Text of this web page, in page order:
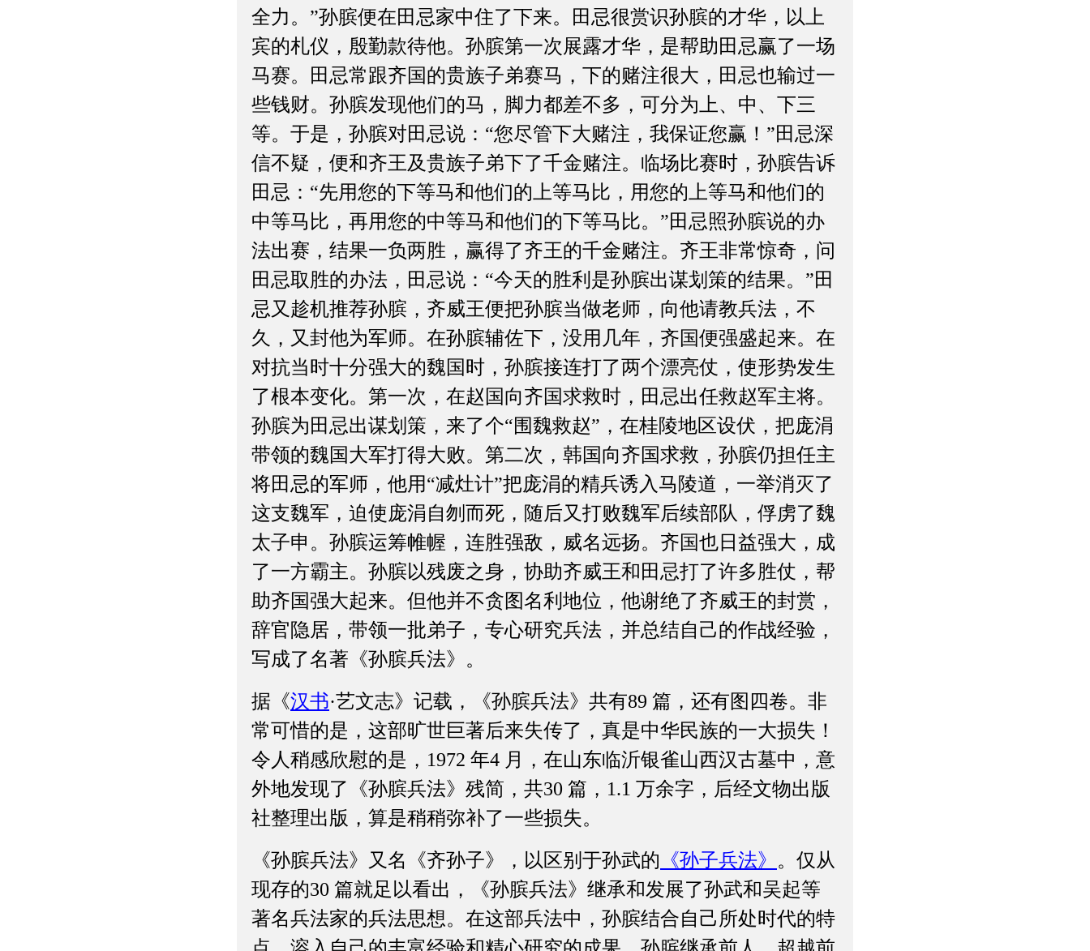
全力。”孙膑便在田忌家中住了下来。田忌很赏识孙膑的才华，以上
宾的札仪，殷勤款待他。孙膑第一次展露才华，是帮助田忌赢了一场
马赛。田忌常跟齐国的贵族子弟赛马，下的赌注很大，田忌也输过一
些钱财。孙膑发现他们的马，脚力都差不多，可分为上、中、下三
等。于是，孙膑对田忌说：“您尽管下大赌注，我保证您赢！”田忌深
信不疑，便和齐王及贵族子弟下了千金赌注。临场比赛时，孙膑告诉
田忌：“先用您的下等马和他们的上等马比，用您的上等马和他们的
中等马比，再用您的中等马和他们的下等马比。”田忌照孙膑说的办
法出赛，结果一负两胜，赢得了齐王的千金赌注。齐王非常惊奇，问
田忌取胜的办法，田忌说：“今天的胜利是孙膑出谋划策的结果。”田
忌又趁机推荐孙膑，齐威王便把孙膑当做老师，向他请教兵法，不
久，又封他为军师。在孙膑辅佐下，没用几年，齐国便强盛起来。在
对抗当时十分强大的魏国时，孙膑接连打了两个漂亮仗，使形势发生
了根本变化。第一次，在赵国向齐国求救时，田忌出任救赵军主将。
孙膑为田忌出谋划策，来了个“围魏救赵”，在桂陵地区设伏，把庞涓
带领的魏国大军打得大败。第二次，韩国向齐国求救，孙膑仍担任主
将田忌的军师，他用“减灶计”把庞涓的精兵诱入马陵道，一举消灭了
这支魏军，迫使庞涓自刎而死，随后又打败魏军后续部队，俘虏了魏
太子申。孙膑运筹帷幄，连胜强敌，威名远扬。齐国也日益强大，成
了一方霸主。孙膑以残废之身，协助齐威王和田忌打了许多胜仗，帮
助齐国强大起来。但他并不贪图名利地位，他谢绝了齐威王的封赏，
辞官隐居，带领一批弟子，专心研究兵法，并总结自己的作战经验，
写成了名著《孙膑兵法》。
据《汉书·艺文志》记载，《孙膑兵法》共有89 篇，还有图四卷。非
常可惜的是，这部旷世巨著后来失传了，真是中华民族的一大损失！
令人稍感欣慰的是，1972 年4 月，在山东临沂银雀山西汉古墓中，意
外地发现了《孙膑兵法》残简，共30 篇，1.1 万余字，后经文物出版
社整理出版，算是稍稍弥补了一些损失。
《孙膑兵法》又名《齐孙子》，以区别于孙武的 《孙子兵法》 。仅从
现存的30 篇就足以看出，《孙膑兵法》继承和发展了孙武和吴起等
著名兵法家的兵法思想。在这部兵法中，孙膑结合自己所处时代的特